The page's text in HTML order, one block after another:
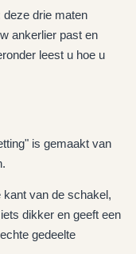
deze drie maten
ankerlier past en
leest u hoe u
is gemaakt van
van de schakel,
dikker en geeft een
gedeelte